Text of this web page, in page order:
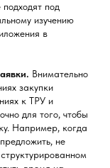
подходят под
изучению
в
Внимательно
закупки
к ТРУ и
для того, чтобы
Например, когда
не